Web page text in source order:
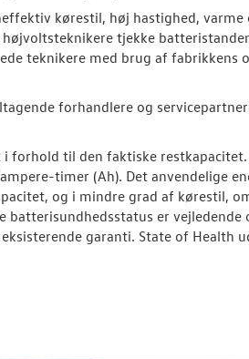
kørestil, høj hastighed,
tjekke
teknikere med brug af fabrikkens
forhandlere og
til den faktiske
timer (Ah). Det anvendelige
og i mindre grad af kørestil,
er vejledende
garanti. State of Health